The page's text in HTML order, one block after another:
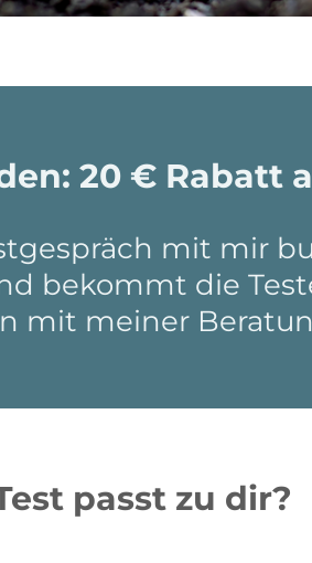
20 € Rabatt
mit mir
bekommt die
mit meiner
passt zu dir?